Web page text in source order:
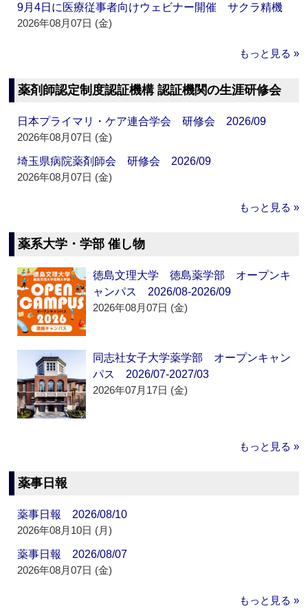
9月4日に医療従事者向けウェビナー開催 サクラ精機
2026年08月07日 (金)
もっと見る »
薬剤師認定制度認証機構 認証機関の生涯研修会
日本プライマリ・ケア連合学会 研修会 2026/09
2026年08月07日 (金)
埼玉県病院薬剤師会 研修会 2026/09
2026年08月07日 (金)
もっと見る »
薬系大学・学部 催し物
徳島文理大学 徳島薬学部 オープンキ
ャンパス 2026/08-2026/09
2026年08月07日 (金)
同志社女子大学薬学部 オープンキャン
パス 2026/07-2027/03
2026年07月17日 (金)
もっと見る »
薬事日報
薬事日報 2026/08/10
2026年08月10日 (月)
薬事日報 2026/08/07
2026年08月07日 (金)
もっと見る »